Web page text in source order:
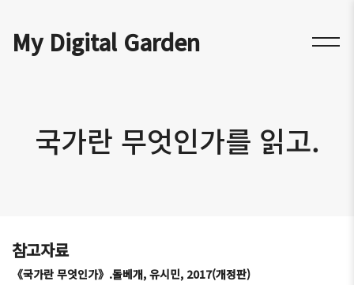
My Digital Garden
국가란 무엇인가를 읽고.
참고자료
《국가란 무엇인가》.돌베개, 유시민, 2017(개정판)